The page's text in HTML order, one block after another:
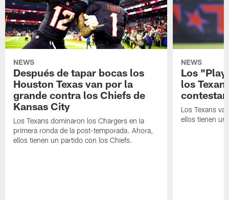
NEWS
Después de tapar bocas los
Houston Texas van por la
grande contra los Chiefs de
Kansas City
Los Texans dominaron los Chargers en la
primera ronda de la post-temporada. Ahora,
ellos tienen un partido con los Chiefs.
NEWS
Los
los
contestar
Los Texans
ellos tienen un